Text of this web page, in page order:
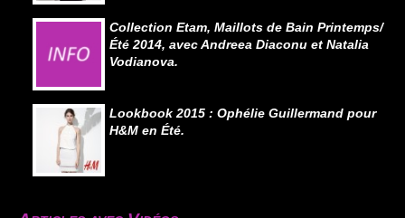
Collection Etam, Maillots de Bain Printemps/
Été 2014, avec Andreea Diaconu et Natalia
Vodianova.
Lookbook 2015 : Ophélie Guillermand pour
H&M en Été.